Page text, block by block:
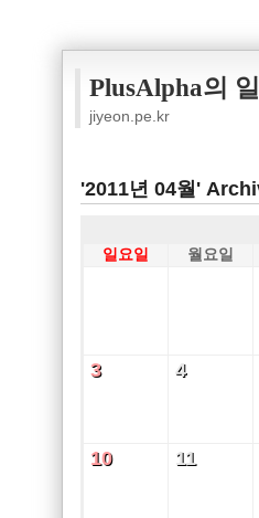
PlusAlpha의
jiyeon.pe.kr
'2011년 04월'
일요일 월요일
3
3 4
4
10
10 11
11